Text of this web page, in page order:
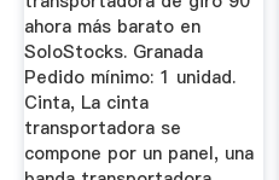
ahora más barato en
SoloStocks. Granada
Pedido mínimo: 1 unidad.
Cinta, La cinta
transportadora se
compone por un panel, una